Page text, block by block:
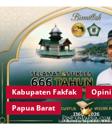
Kabupaten Fakfak
Opini
Papua Barat